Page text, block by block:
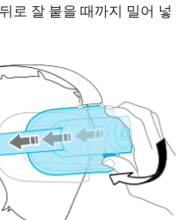
로 잘 붙을 때까지 밀어 넣